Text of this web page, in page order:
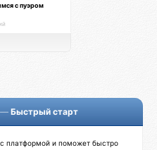
с пуэром
— Быстрый старт
платформой и поможет быстро